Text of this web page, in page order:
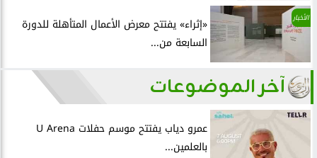
الأخبار
«إثراء» يفتتح معرض الأعمال المتأهلة للدورة
السابعة من...
آخر الموضوعات
عمرو دياب يفتتح موسم حفلات U Arena
بالعلمين...